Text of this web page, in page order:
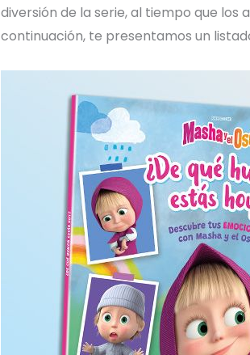
diversión de la serie, al tiempo que los
continuación, te presentamos un